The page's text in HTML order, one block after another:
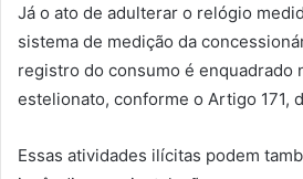
Já o ato de adulterar o relógio
sistema de medição da
registro do consumo é enquadrado
estelionato, conforme o Artigo 171,
Essas atividades ilícitas podem